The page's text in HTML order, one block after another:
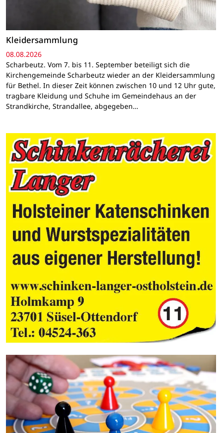
Kleidersammlung
08.08.2026
Scharbeutz. Vom 7. bis 11. September beteiligt sich die
Kirchengemeinde Scharbeutz wieder an der Kleidersammlung
für Bethel. In dieser Zeit können zwischen 10 und 12 Uhr gute,
tragbare Kleidung und Schuhe im Gemeindehaus an der
Strandkirche, Strandallee, abgegeben…